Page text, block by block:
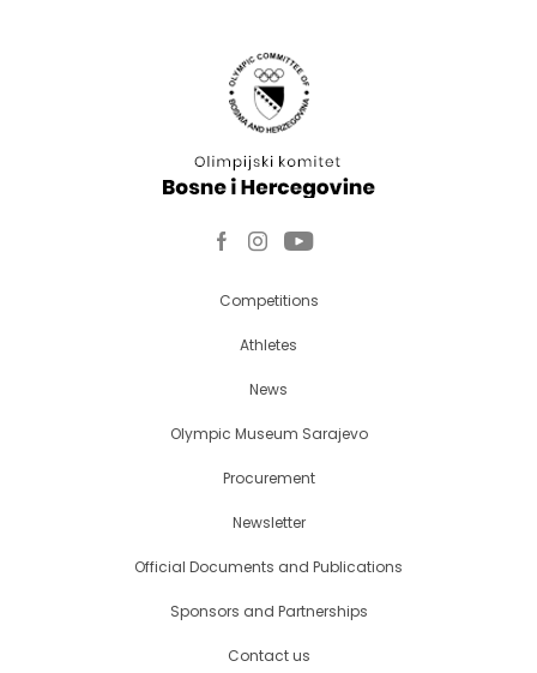
Competitions
Athletes
News
Olympic Museum Sarajevo
Procurement
Newsletter
Official Documents and Publications
Sponsors and Partnerships
Contact us